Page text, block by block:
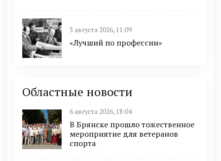
3 августа 2026, 11:09
«Лучший по профессии»
Областные новости
6 августа 2026, 18:04
В Брянске прошло тожественное
мероприятие для ветеранов
спорта